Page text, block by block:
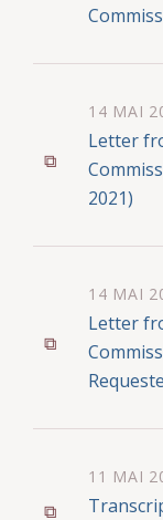
14 MAI
Letter
2021)
14 MAI
Letter
11 MAI